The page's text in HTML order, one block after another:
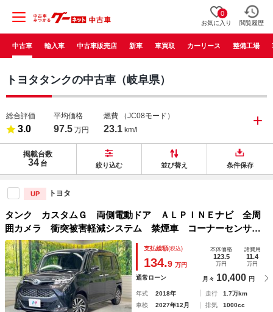
0
お気に入り 閲覧履歴
中古車 輸入車 中古車販売店 新車 車買取 カーリース 整備工場
トヨタタンクの中古車（岐阜県）
総合評価
3.0
平均価格
97.5 万円
燃費 （JC08モード）
23.1 km/l
掲載台数
34 台 絞り込む 並び替え 条件保存
UP トヨタ
タンク カスタムＧ 両側電動ドア ＡＬＰＩＮＥナビ 全周
囲カメラ 衝突被害軽減システム 禁煙車 コーナーセンサ
ー スマートキー ＬＥＤヘッド クルコン 純正１４インチ
アルミ オートハイビーム オートライト オートエアコン
支払総額(税込)
134.9 万円
本体価格
123.5
万円
諸費用
11.4
万円
通常ローン 月々 10,400 円
年式 2018年 走行
1.7万km
車検
2027年12月 排気
1000cc